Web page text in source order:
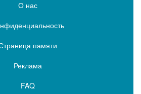
О нас
памяти
Реклама
FAQ